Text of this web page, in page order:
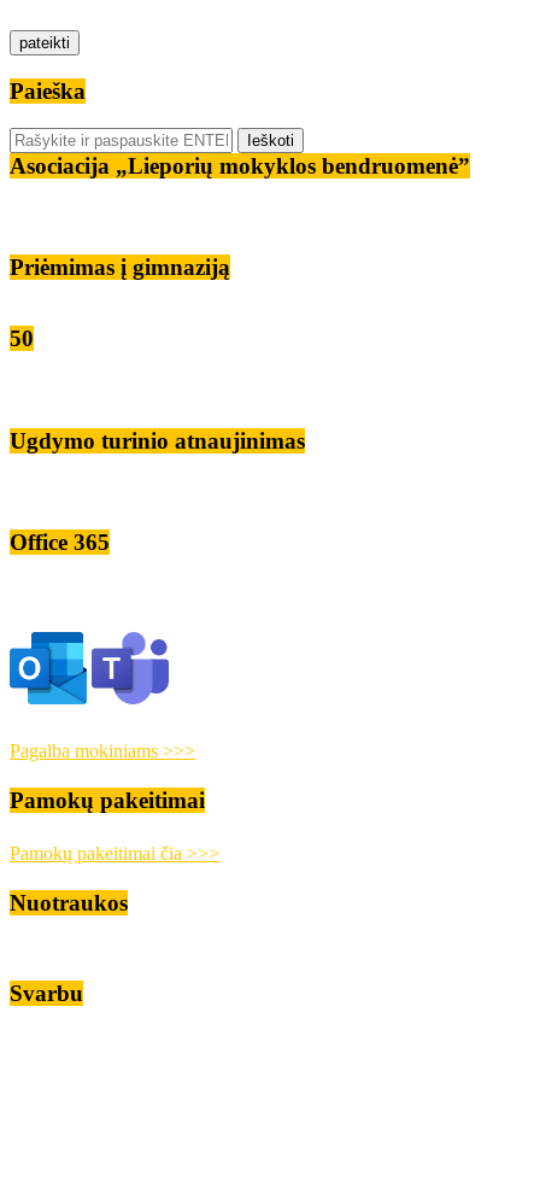
Paieška
Asociacija „Lieporių mokyklos bendruomenė”
Priėmimas į gimnaziją
50
Ugdymo turinio atnaujinimas
Office 365
Pagalba mokiniams >>>
Pamokų pakeitimai
Pamokų pakeitimai čia >>>
Nuotraukos
Svarbu